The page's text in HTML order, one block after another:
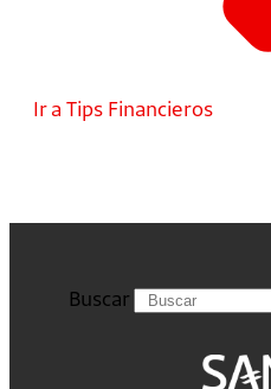
Ir a Tips Financieros
Buscar